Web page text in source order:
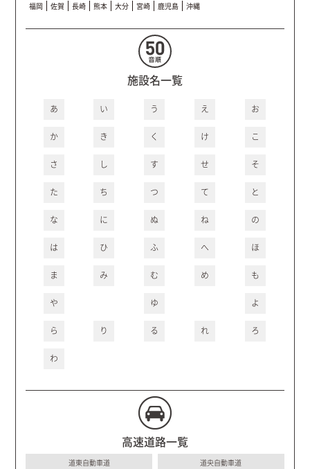
福岡 佐賀 長崎 熊本 大分 宮崎 鹿児島 沖縄
施設名一覧
あ い う え お
か き く け こ
さ し す せ そ
た ち つ て と
な に ぬ ね の
は ひ ふ へ ほ
ま み む め も
や ゆ よ
ら り る れ ろ
わ
高速道路一覧
道東自動車道 道央自動車道